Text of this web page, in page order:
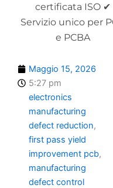
certificata ISO ✔
Servizio unico per
e PCBA
Maggio 15, 2026
5:27 pm
electronics
manufacturing
defect reduction,
first pass yield
improvement pcb,
manufacturing
defect control